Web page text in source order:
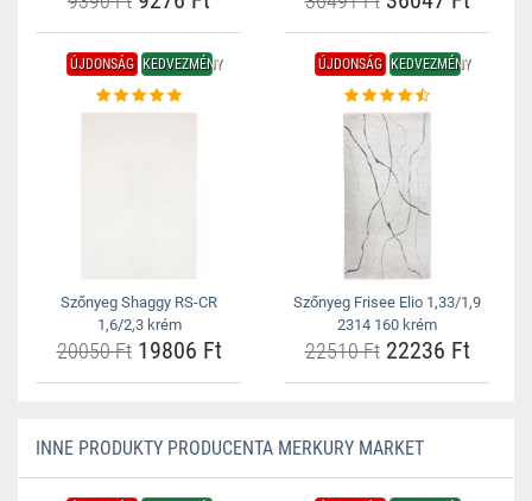
ÚJDONSÁG KEDVEZMÉNY
Szőnyeg Shaggy RS-CR
1,6/2,3 krém
20050 Ft19806 Ft
ÚJDONSÁG KEDVEZMÉNY
Szőnyeg Frisee Elio 1,33/1,9
2314 160 krém
22510 Ft22236 Ft
INNE PRODUKTY PRODUCENTA MERKURY MARKET